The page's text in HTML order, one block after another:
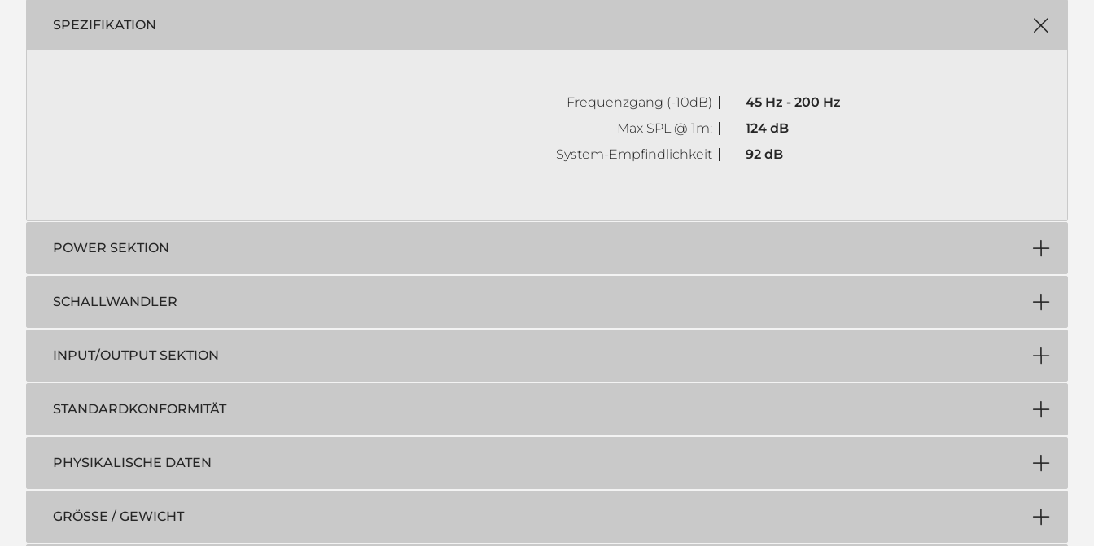
SPEZIFIKATION
Frequenzgang (-10dB)
45 Hz - 200 Hz
Max SPL @ 1m:
124 dB
System-Empfindlichkeit
92 dB
POWER SEKTION
SCHALLWANDLER
INPUT/OUTPUT SEKTION
STANDARDKONFORMITÄT
PHYSIKALISCHE DATEN
GRÖSSE / GEWICHT